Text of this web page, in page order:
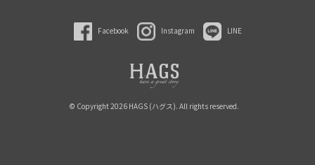
Facebook Instagram LINE
© Copyright 2026 HAGS (ハグス). All rights reserved.